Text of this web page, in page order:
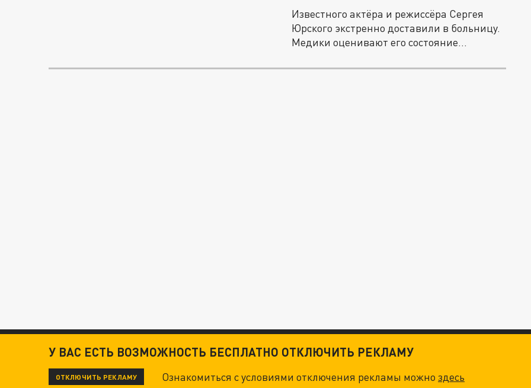
Известного актёра и режиссёра Сергея
Юрского экстренно доставили в больницу.
Медики оценивают его состояние...
У ВАС ЕСТЬ ВОЗМОЖНОСТЬ БЕСПЛАТНО ОТКЛЮЧИТЬ РЕКЛАМУ
ОТКЛЮЧИТЬ РЕКЛАМУ Ознакомиться с условиями отключения рекламы можноздесь